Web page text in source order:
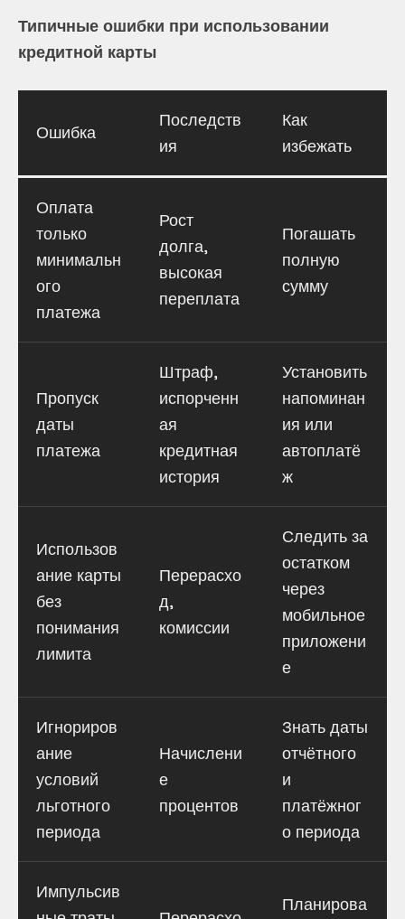
Типичные ошибки при использовании
кредитной карты
Ошибка
Последств
ия
Как
избежать
Оплата
только
минимальн
ого
платежа
Рост
долга,
высокая
переплата
Погашать
полную
сумму
Пропуск
даты
платежа
Штраф,
испорченн
ая
кредитная
история
Установить
напоминан
ия или
автоплатё
ж
Использов
ание карты
без
понимания
лимита
Перерасхо
д,
комиссии
Следить за
остатком
через
мобильное
приложени
е
Игнориров
ание
условий
льготного
периода
Начислени
е
процентов
Знать даты
отчётного
и
платёжног
о периода
Импульсив
Планирова